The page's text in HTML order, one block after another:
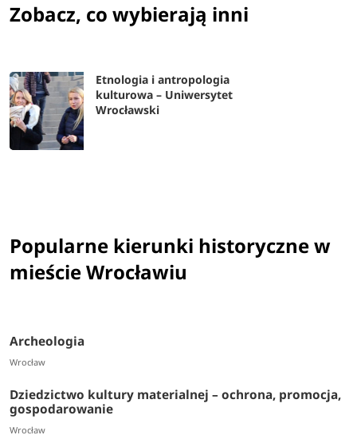
Zobacz, co wybierają inni
Etnologia i antropologia
kulturowa – Uniwersytet
Wrocławski
Popularne kierunki historyczne w
mieście Wrocławiu
Archeologia
Wrocław
Dziedzictwo kultury materialnej – ochrona, promocja,
gospodarowanie
Wrocław